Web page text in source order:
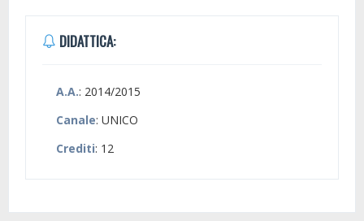
DIDATTICA:
A.A.: 2014/2015
Canale: UNICO
Crediti: 12